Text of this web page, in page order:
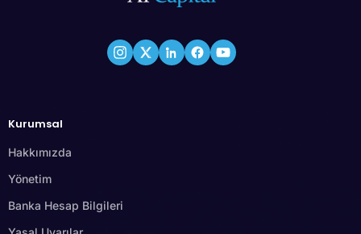
Kurumsal
Hakkımızda
Yönetim
Banka Hesap Bilgileri